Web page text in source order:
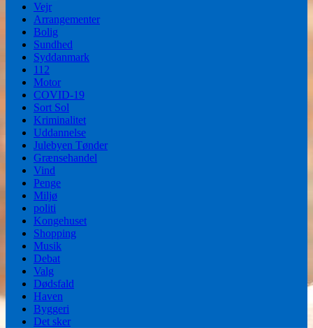
Vejr
Arrangementer
Bolig
Sundhed
Syddanmark
112
Motor
COVID-19
Sort Sol
Kriminalitet
Uddannelse
Julebyen Tønder
Grænsehandel
Vind
Penge
Miljø
politi
Kongehuset
Shopping
Musik
Debat
Valg
Dødsfald
Haven
Byggeri
Det sker